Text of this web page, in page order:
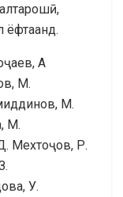
ёфтаанд.
А
М.
М.
М.
Мехтоҷов, Р.
У.